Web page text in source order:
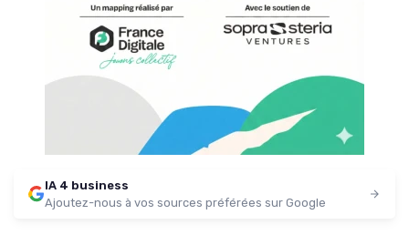
IA 4 business
Ajoutez-nous à vos sources préférées sur Google